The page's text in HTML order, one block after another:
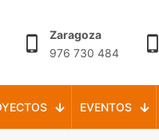
Zaragoza
976 730 484
EVENTOS